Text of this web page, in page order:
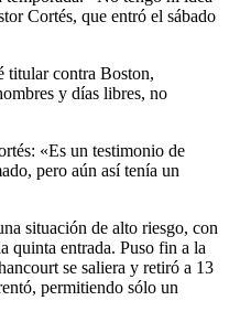
Cortés, que entró el sábado
titular contra Boston,
y días libres, no
«Es un testimonio de
pero aún así tenía un
situación de alto riesgo, con
quinta entrada. Puso fin a la
se saliera y retiró a 13
permitiendo sólo un